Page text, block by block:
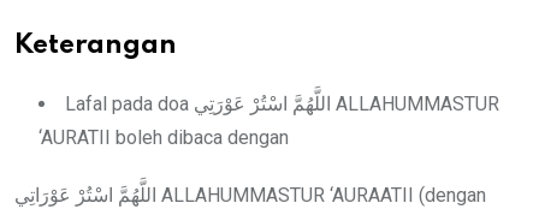
Keterangan
Lafal pada doa اللَّهُمَّ اسْتُرْ عَوْرَتِي ALLAHUMMASTUR
‘AURATII boleh dibaca dengan
اللَّهُمَّ اسْتُرْ عَوْرَاتِي ALLAHUMMASTUR ‘AURAATII (dengan